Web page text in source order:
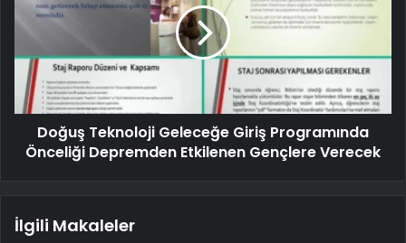
Doğuş Teknoloji Geleceğe Giriş Programında
Önceliği Depremden Etkilenen Gençlere Verecek
İlgili Makaleler